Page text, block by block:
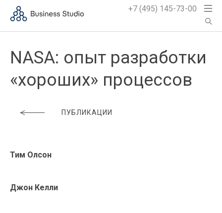
+7 (495) 145-73-00
NASA: опыт разработки
«хороших» процессов
ПУБЛИКАЦИИ
Тим Олсон
Джон Келли